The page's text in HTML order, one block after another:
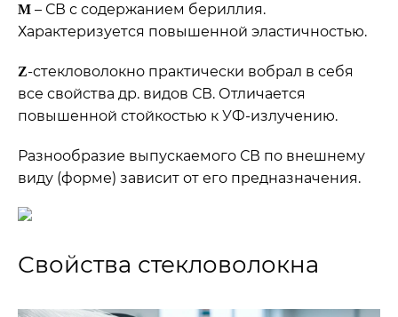
М – СВ с содержанием бериллия.
Характеризуется повышенной эластичностью.
Z-стекловолокно практически вобрал в себя
все свойства др. видов СВ. Отличается
повышенной стойкостью к УФ-излучению.
Разнообразие выпускаемого СВ по внешнему
виду (форме) зависит от его предназначения.
Свойства стекловолокна